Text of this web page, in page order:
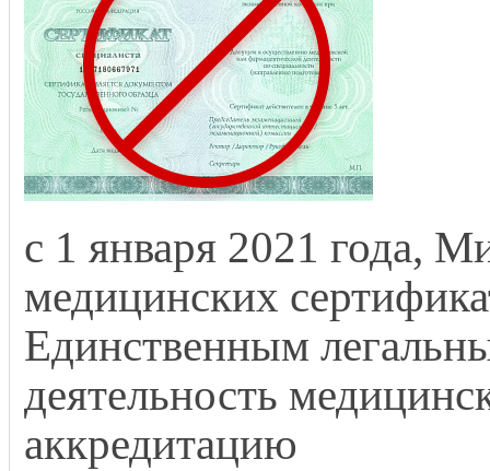
с 1 января 2021 года,
медицинских
Единственным
деятельность
аккредитацию